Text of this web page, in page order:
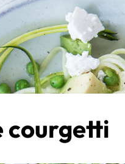
courgetti